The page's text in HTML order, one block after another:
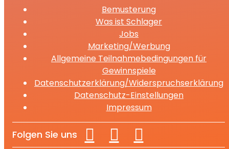
Bemusterung
Was ist Schlager
Jobs
Marketing/Werbung
Allgemeine Teilnahmebedingungen für
Gewinnspiele
Datenschutzerklärung/Widerspruchserklärung
Datenschutz-Einstellungen
Impressum
Folgen Sie uns